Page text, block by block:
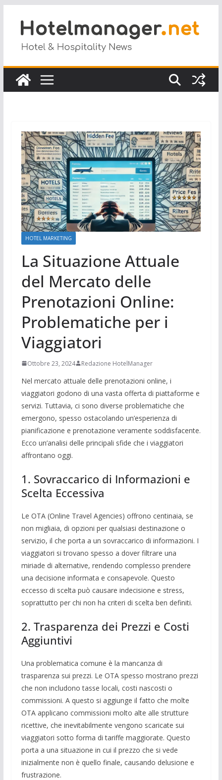
HOTEL MARKETING
La Situazione Attuale
del Mercato delle
Prenotazioni Online:
Problematiche per i
Viaggiatori
Ottobre 23, 2024 Redazione HotelManager
Nel mercato attuale delle prenotazioni online, i
viaggiatori godono di una vasta offerta di piattaforme e
servizi. Tuttavia, ci sono diverse problematiche che
emergono, spesso ostacolando un’esperienza di
pianificazione e prenotazione veramente soddisfacente.
Ecco un’analisi delle principali sfide che i viaggiatori
affrontano oggi.
1. Sovraccarico di Informazioni e
Scelta Eccessiva
Le OTA (Online Travel Agencies) offrono centinaia, se
non migliaia, di opzioni per qualsiasi destinazione o
servizio, il che porta a un sovraccarico di informazioni. I
viaggiatori si trovano spesso a dover filtrare una
miriade di alternative, rendendo complesso prendere
una decisione informata e consapevole. Questo
eccesso di scelta può causare indecisione e stress,
soprattutto per chi non ha criteri di scelta ben definiti.
2. Trasparenza dei Prezzi e Costi
Aggiuntivi
Una problematica comune è la mancanza di
trasparenza sui prezzi. Le OTA spesso mostrano prezzi
che non includono tasse locali, costi nascosti o
commissioni. A questo si aggiunge il fatto che molte
OTA applicano commissioni molto alte alle strutture
ricettive, che inevitabilmente vengono scaricate sui
viaggiatori sotto forma di tariffe maggiorate. Questo
porta a una situazione in cui il prezzo che si vede
inizialmente non è quello finale, causando delusione e
frustrazione.